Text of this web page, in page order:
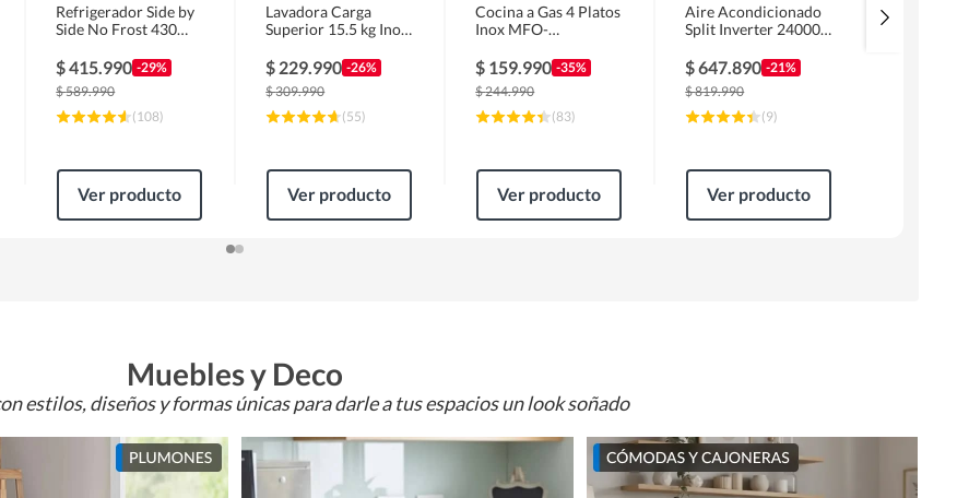
Refrigerador Side by
Side No Frost 430
MAS430B
$415.990 -29%
$589.990
(108)
Ver producto
Lavadora Carga
Superior 15.5 kg Inox
$ 229.990 -26%
$309.990
(55)
Ver producto
Cocina a Gas 4 Platos
Inox MFO-
$ 159.990 -35%
$244.990
(83)
Ver producto
Aire Acondicionado
Split Inverter 24000
$647.890 -21%
$819.990
(9)
Ver producto
Muebles y Deco
estilos, diseños y formas únicas para darle a tus espacios un look soñado